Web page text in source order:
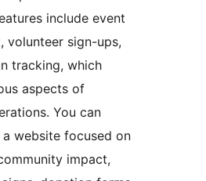
include event
volunteer sign-ups,
tracking, which
aspects of
You can
website focused on
impact,